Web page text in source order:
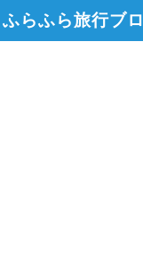
らふら旅行ブ